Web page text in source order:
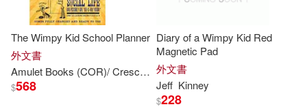
The Wimpy Kid School Planner
外文書
Amulet Books (COR)/ Crescenti
Jeff(CON)
$568
Diary of a Wimpy Kid Red
Magnetic Pad
外文書
Jeff Kinney
$228